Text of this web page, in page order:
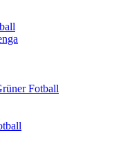
Fotball